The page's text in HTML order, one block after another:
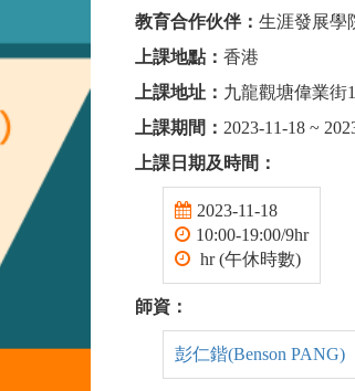
教育合作伙伴： 生涯發展學
上課地點： 香港
上課地址： 九龍觀塘偉業街
上課期間： 2023-11-18 ~
上課日期及時間：
2023-11-18
10:00-19:00/9hr
hr (午休時數)
師資：
彭仁鍇(Benson PANG)